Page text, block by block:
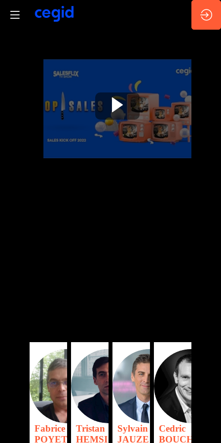
Replay
Sales
FP
Fabrice
POYET
TH
Tristan
HEMSI
SJ
Sylvain
JAUZE
CB
Cedric
BOUCHE